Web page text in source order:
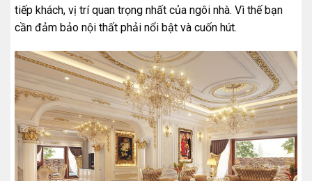
tiếp khách, vị trí quan trọng nhất của ngôi nhà. Vì thế bạn
cần đảm bảo nội thất phải nổi bật và cuốn hút.